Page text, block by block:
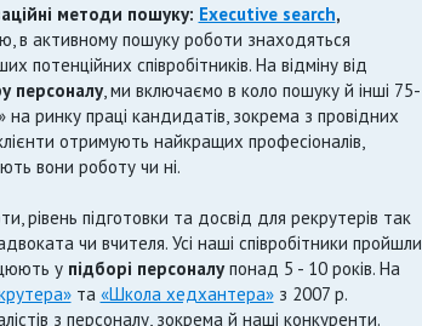
методи пошуку: Executive search,
в активному пошуку роботи знаходяться
потенційних співробітників. На відміну від
персоналу, ми включаємо в коло пошуку й інші 75-
ринку праці кандидатів, зокрема з провідних
отримують найкращих професіоналів,
вони роботу чи ні.
рівень підготовки та досвід для рекрутерів так
чи вчителя. Усі наші співробітники пройшли
у підборі персоналупонад 5 - 10 років. На
та «Школа хедхантера»з 2007 р.
з персоналу, зокрема й наші конкуренти.